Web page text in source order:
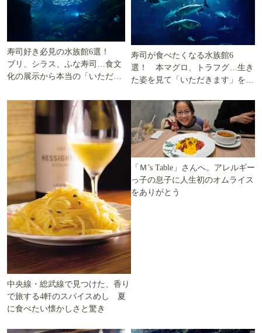
寿司好き必見の水族館6選！
ブリ、シラス、ふな寿司…食文
化の展示から本当の「いただき
寿司が食べたくなる水族館6
選！ 本マグロ、トラフグ…生き
た姿を見て「いただきます」を考
中央線・総武線で見つけた、香り
で旅する4軒のスパイスめし 夏
に食べたい懐かしさと驚き
「Ｍ’s Table」さんへ。アレルギー
っ子の息子に人生初のオムライス
をありがとう